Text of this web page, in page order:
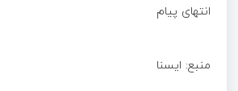
انتهای پیام
منبع: ا‌یسنا